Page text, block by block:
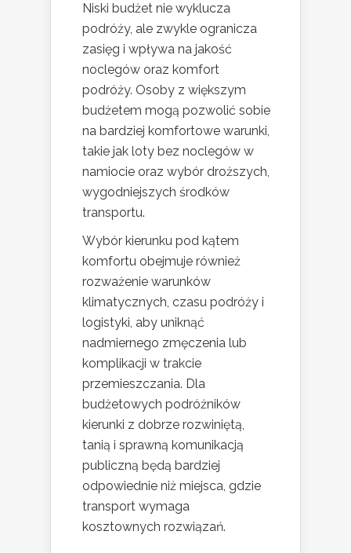
Niski budżet nie wyklucza
podróży, ale zwykle ogranicza
zasięg i wpływa na jakość
noclegów oraz komfort
podróży. Osoby z większym
budżetem mogą pozwolić sobie
na bardziej komfortowe warunki,
takie jak loty bez noclegów w
namiocie oraz wybór droższych,
wygodniejszych środków
transportu.
Wybór kierunku pod kątem
komfortu obejmuje również
rozważenie warunków
klimatycznych, czasu podróży i
logistyki, aby uniknąć
nadmiernego zmęczenia lub
komplikacji w trakcie
przemieszczania. Dla
budżetowych podróżników
kierunki z dobrze rozwiniętą,
tanią i sprawną komunikacją
publiczną będą bardziej
odpowiednie niż miejsca, gdzie
transport wymaga
kosztownych rozwiązań.